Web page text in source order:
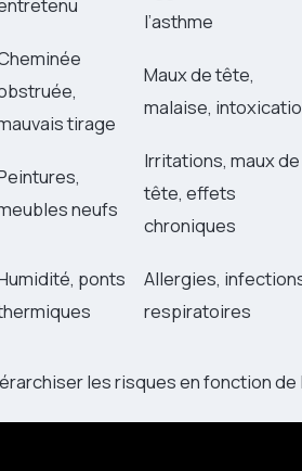
l’asthme
tirage
Maux de tête,
malaise,
neufs
Irritations, maux de
tête, effets
chroniques
ponts
Allergies,
respiratoires
les risques en fonction